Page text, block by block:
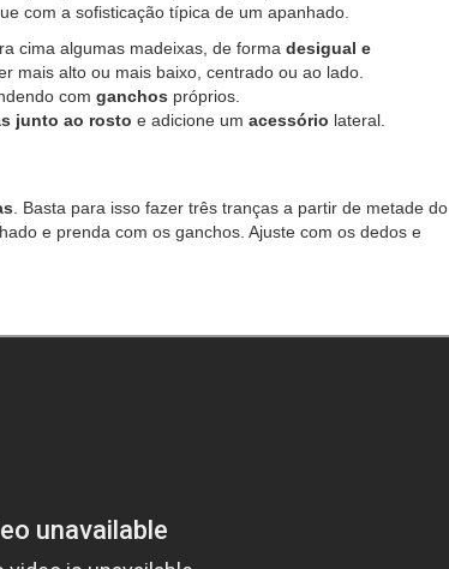
com a sofisticação típica de um apanhado.
cima algumas madeixas, de forma desigual e
mais alto ou mais baixo, centrado ou ao lado.
com ganchos próprios.
junto ao rosto e adicione um acessório lateral.
. Basta para isso fazer três tranças a partir de metade do
e prenda com os ganchos. Ajuste com os dedos e